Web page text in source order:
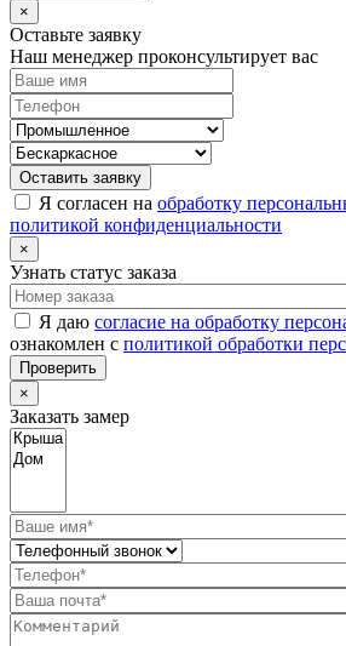
×
Оставьте заявку
Наш менеджер проконсультирует вас
Оставить заявку
Я согласен на обработку
политикой конфиденциальности
×
Узнать статус заказа
Я даю согласие на обработку
ознакомлен с политикой обработки
Проверить
×
Заказать замер